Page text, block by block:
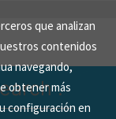
que analizan
contenidos
navegando,
obtener más
configuración en